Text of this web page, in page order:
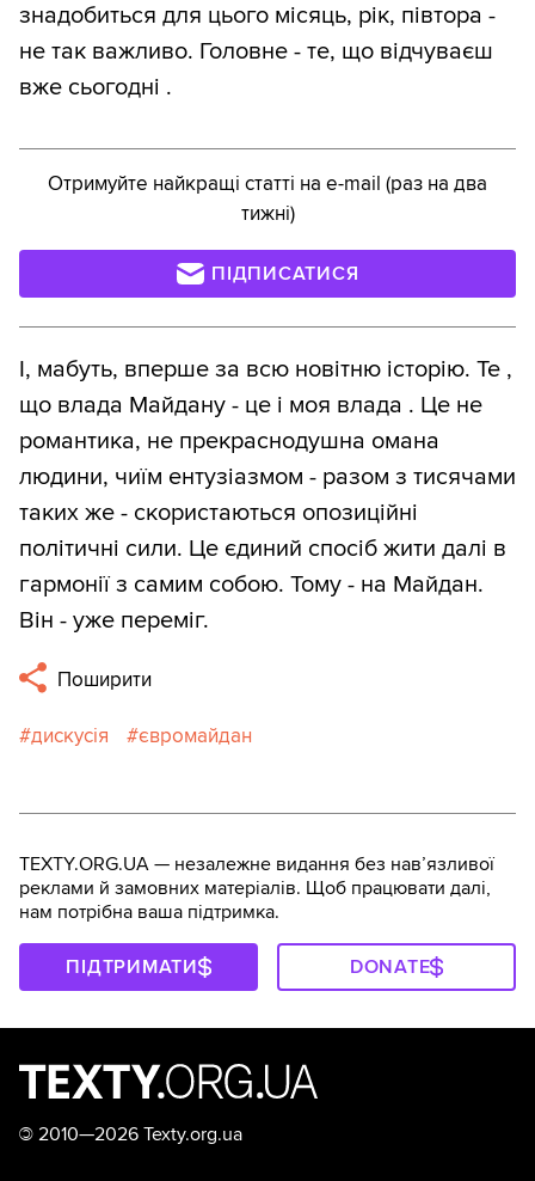
знадобиться для цього місяць, рік, півтора -
не так важливо. Головне - те, що відчуваєш
вже сьогодні .
Отримуйте найкращі статті на e-mail (раз на два
тижні)
ПІДПИСАТИСЯ
І, мабуть, вперше за всю новітню історію. Те ,
що влада Майдану - це і моя влада . Це не
романтика, не прекраснодушна омана
людини, чиїм ентузіазмом - разом з тисячами
таких же - скористаються опозиційні
політичні сили. Це єдиний спосіб жити далі в
гармонії з самим собою. Тому - на Майдан.
Він - уже переміг.
Поширити
дискусія євромайдан
TEXTY.ORG.UA — незалежне видання без навʼязливої
реклами й замовних матеріалів. Щоб працювати далі,
нам потрібна ваша підтримка.
ПІДТРИМАТИ DONATE
© 2010—2026 Texty.org.ua